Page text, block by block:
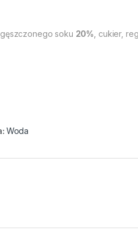
soku 20%, cukier,
Woda